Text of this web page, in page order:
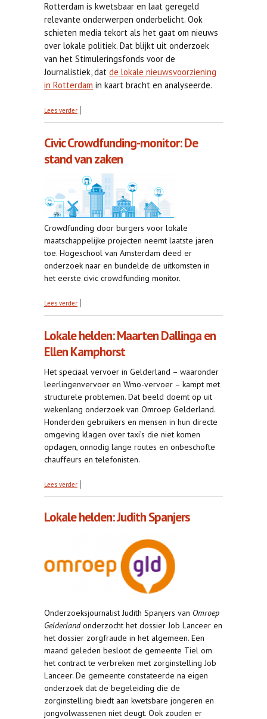
Rotterdam is kwetsbaar en laat geregeld
relevante onderwerpen onderbelicht. Ook
schieten media tekort als het gaat om nieuws
over lokale politiek. Dat blijkt uit onderzoek
van het Stimuleringsfonds voor de
Journalistiek, dat de lokale nieuwsvoorziening
in Rotterdam in kaart bracht en analyseerde.
Lees verder over Onderzoek: nieuwsvoorziening Rotterdam is
Civic Crowdfunding-monitor: De
stand van zaken
Crowdfunding door burgers voor lokale
maatschappelijke projecten neemt laatste jaren
toe. Hogeschool van Amsterdam deed er
onderzoek naar en bundelde de uitkomsten in
het eerste civic crowdfunding monitor.
Lees verder over Civic Crowdfunding-monitor: De stand van
Lokale helden: Maarten Dallinga en
Ellen Kamphorst
Het speciaal vervoer in Gelderland – waaronder
leerlingenvervoer en Wmo-vervoer – kampt met
structurele problemen. Dat beeld doemt op uit
wekenlang onderzoek van Omroep Gelderland.
Honderden gebruikers en mensen in hun directe
omgeving klagen over taxi’s die niet komen
opdagen, onnodig lange routes en onbeschofte
chauffeurs en telefonisten.
Lees verder over Lokale helden: Maarten Dallinga en Ellen
Lokale helden: Judith Spanjers
Onderzoeksjournalist Judith Spanjers van Omroep
Gelderlandonderzocht het dossier Job Lanceer en
het dossier zorgfraude in het algemeen. Een
maand geleden besloot de gemeente Tiel om
het contract te verbreken met zorginstelling Job
Lanceer. De gemeente constateerde na eigen
onderzoek dat de begeleiding die de
zorginstelling biedt aan kwetsbare jongeren en
jongvolwassenen niet deugt. Ook zouden er